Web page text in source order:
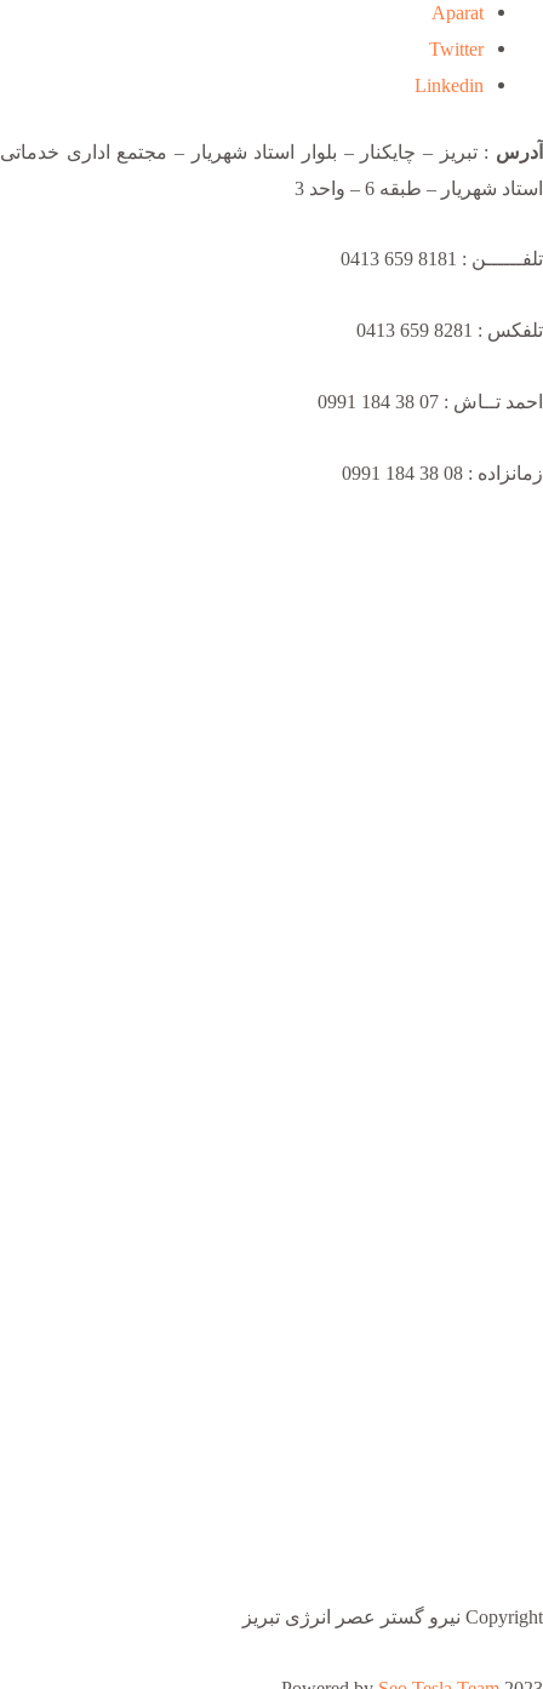
Aparat
Twitter
Linkedin
آدرس : تبریز – چایکنار – بلوار استاد شهریار – مجتمع اداری خدماتی
استاد شهریار – طبقه 6 – واحد 3
تلفــــــن : 8181 659 0413
تلفکس : 8281 659 0413
احمد تــاش : 07 38 184 0991
زمانزاده : 08 38 184 0991
Copyright نیرو گستر عصر انرژی تبریز